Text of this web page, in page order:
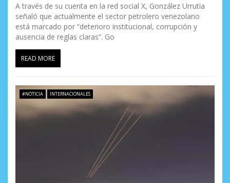
A través de su cuenta en la red social X, González Urrutia
señaló que actualmente el sector petrolero venezolano
está marcado por “deterioro institucional, corrupción y
ausencia de reglas claras”. Go
READ MORE
#NOTICIA INTERNACIONALES